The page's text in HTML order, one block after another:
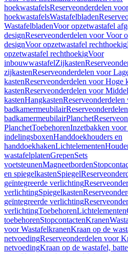
hoekwastafelsReserveonderdelen
hoekwastafelsWastafelbladen
WastafelbladenVoor opzetwastafel
designReserveonderdelen voor Voor
designVoor opzetwastafel rechthoekig
opzetwastafel rechthoekigVoor
inbouwwastafelZijkasten
zijkastenReserveonderdelen voor
kastenReserveonderdelen voor Hoge
kastenReserveonderdelen voor
kastenHangkasten
badkamermeubilair
badkamermeubilairPlanchet
PlanchetToebehorenInzetbakken voor
indelingsboxenHanddoekhouders en
handdoekhakenLichtelementen
wastafelplatenGrepenSets
voetsteunenMagneetborden
en spiegelkastenSpiegel
geïntegreerde verlichting
verlichtingSpiegelkasten
geïntegreerde verlichting
verlichtingToebehorenLichtelementen
toebehorenStopcontactenKranen
voor WastafelkranenKraan op de
netvoedingReserveonderdelen voor
netvoedingKraan op de wastafel,